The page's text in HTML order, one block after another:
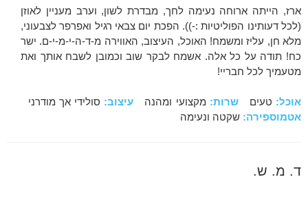
ארז, הייתה ארוחה נעימה לחך, מבדרת לשון, וערב מעניין לאוזן
(לכל דעותינו הפוליטיות :-)). הפכת יום צבאי רגיל ואפרפר לצבעוני,
מלא חן, עליז ומשמח! האוכל, העיצוב, האווירה מ-ד-ה-י-מ-י-ם. ישר
כח! תודה על כל אלה. אשמח לבקר שוב וכמובן לשבח אותך ואת
מטעמיך לכל חבריי!
אוכל: טעיםשרות: מקצועי ומהנה עיצוב: סולידי אך מודרני
אטמוספירה: שקטה ונעימה
ד. מ. ש.